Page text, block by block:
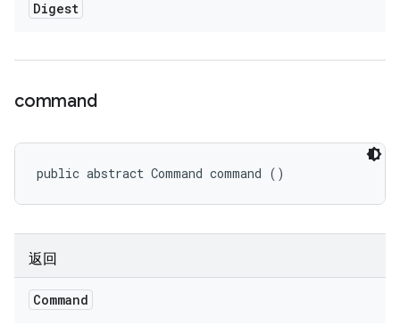
Digest
command
public abstract Command command ()
返回
Command